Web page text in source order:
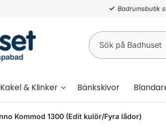
Badrumsbutik
Kakel & Klinker Bänkskivor
Kommod 1300 (Edit kulör/Fyra lådor)